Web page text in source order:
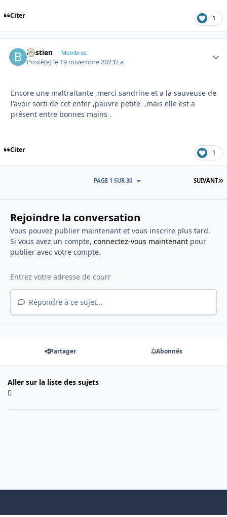
Citer 1
bastien Membres
Posté(e) le 19 novembre 20232 a
Encore une maltraitante ,merci sandrine et a la sauveuse de
l'avoir sorti de cet enfer ,pauvre petite ,mais elle est a
présent entre bonnes mains .
Citer 1
SUIVANT
PAGE 1 SUR 30
Rejoindre la conversation
Vous pouvez publier maintenant et vous inscrire plus tard.
Si vous avez un compte, connectez-vous maintenantpour
publier avec votre compte.
Répondre à ce sujet…
Partager Abonnés
Aller sur la liste des sujets